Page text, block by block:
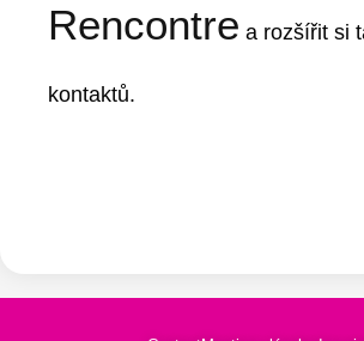
Rencontre a rozšířit si
kontaktů.